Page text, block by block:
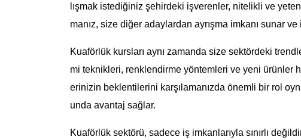
lışmak istediğiniz şehirdeki işverenler, nitelikli ve
manız, size diğer adaylardan ayrışma imkanı sunar ve
Kuaförlük kursları aynı zamanda size sektördeki
mi teknikleri, renklendirme yöntemleri ve yeni ürünler
erinizin beklentilerini karşılamanızda önemli bir rol
unda avantaj sağlar.
Kuaförlük sektörü, sadece iş imkanlarıyla sınırlı